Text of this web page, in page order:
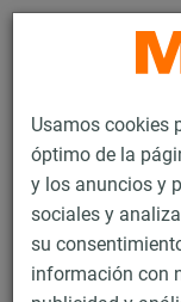
Usamos cookies
óptimo de la
y los anuncios y
sociales y
su
información con
Productos
Abrazaderas de